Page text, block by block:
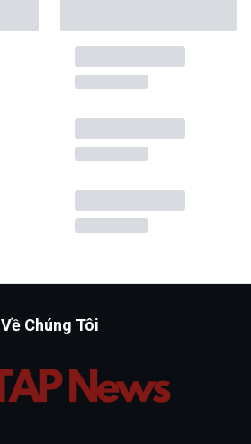
Về Chúng Tôi